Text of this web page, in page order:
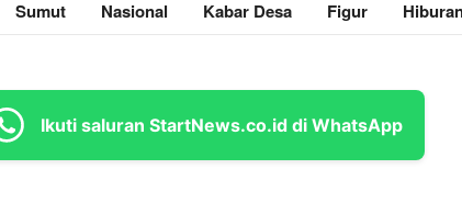
Sumut Nasional Kabar Desa Figur
Ikuti saluran StartNews.co.id di WhatsApp